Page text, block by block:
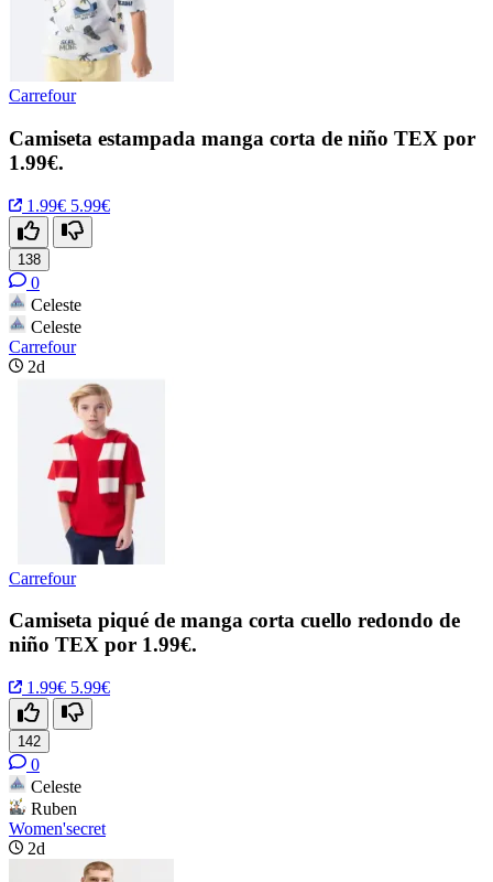
Carrefour
Camiseta estampada manga corta de niño TEX por
1.99€.
1.99€ 5.99€
138
0
Celeste
Celeste
Carrefour
2d
Carrefour
Camiseta piqué de manga corta cuello redondo de
niño TEX por 1.99€.
1.99€ 5.99€
142
0
Celeste
Ruben
Women'secret
2d